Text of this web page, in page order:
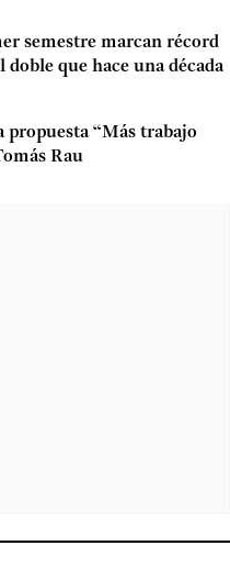
semestre marcan récord
doble que hace una década
propuesta “Más trabajo
Rau